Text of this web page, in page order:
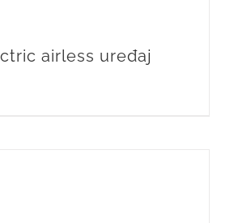
airless uređaj